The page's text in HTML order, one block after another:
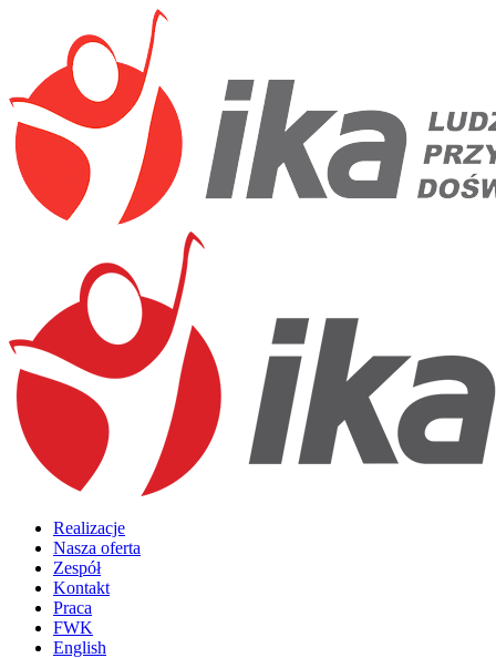
Realizacje
Nasza oferta
Zespół
Kontakt
Praca
FWK
English